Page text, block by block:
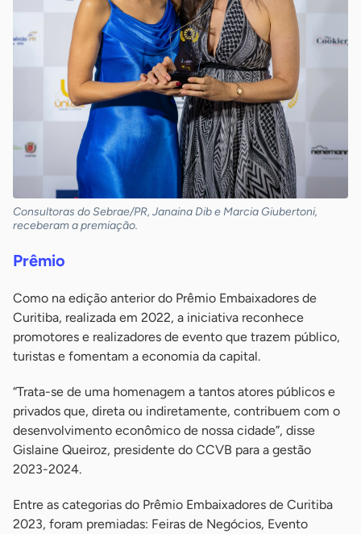
Consultoras do Sebrae/PR, Janaina Dib e Marcia Giubertoni,
receberam a premiação.
Prêmio
Como na edição anterior do Prêmio Embaixadores de
Curitiba, realizada em 2022, a iniciativa reconhece
promotores e realizadores de evento que trazem público,
turistas e fomentam a economia da capital.
“Trata-se de uma homenagem a tantos atores públicos e
privados que, direta ou indiretamente, contribuem com o
desenvolvimento econômico de nossa cidade”, disse
Gislaine Queiroz, presidente do CCVB para a gestão
2023-2024.
Entre as categorias do Prêmio Embaixadores de Curitiba
2023, foram premiadas: Feiras de Negócios, Evento